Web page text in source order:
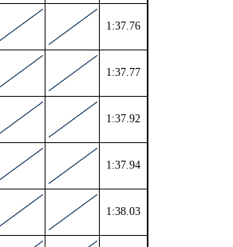
1:37.76
1:37.77
1:37.92
1:37.94
1:38.03